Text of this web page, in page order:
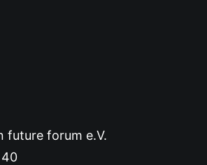
future forum e.V.